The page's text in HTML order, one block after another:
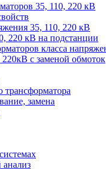
35, 110, 220 кВ
35, 110, 220 кВ
220 кВ на подстанции
класса
с заменой обмоток
замена